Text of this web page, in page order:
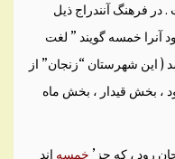
در فرهنگ آنندراج ذيل
آنرا خمسه گويند ” لغت
( اين شهرستان “زنجان” از
، بخش قيدار ، بخش ماه
رود ، که جز’ خمسه اند